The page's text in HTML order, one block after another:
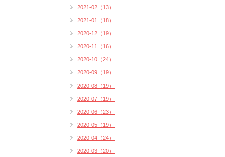
2021-02（13）
2021-01（18）
2020-12（19）
2020-11（16）
2020-10（24）
2020-09（19）
2020-08（19）
2020-07（19）
2020-06（23）
2020-05（19）
2020-04（24）
2020-03（20）